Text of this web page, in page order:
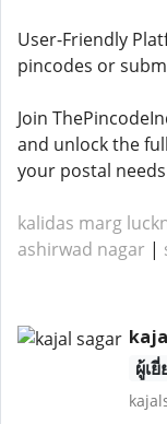
User-Friendly
pincodes or
Join
and unlock the
your postal
kalidas marg
ashirwad nagar |
ผู้เ